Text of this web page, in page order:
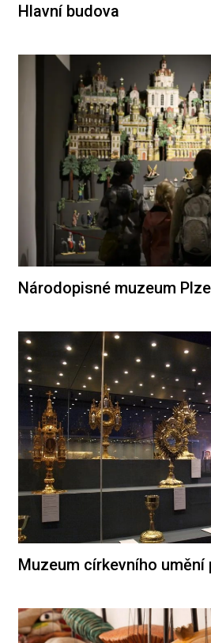
Hlavní budova
Národopisné muzeum
Muzeum církevního